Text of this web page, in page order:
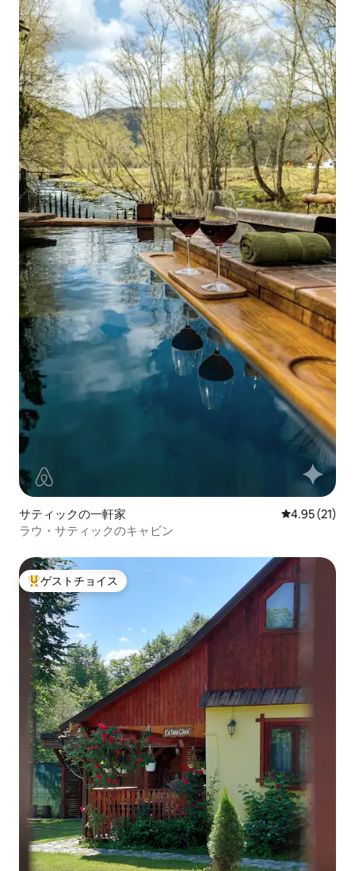
サティックの一軒家 レビュー21
4.95 (21)
ラウ・サティックのキャビン
大好評のゲストチョイスです。
ゲストチョイス